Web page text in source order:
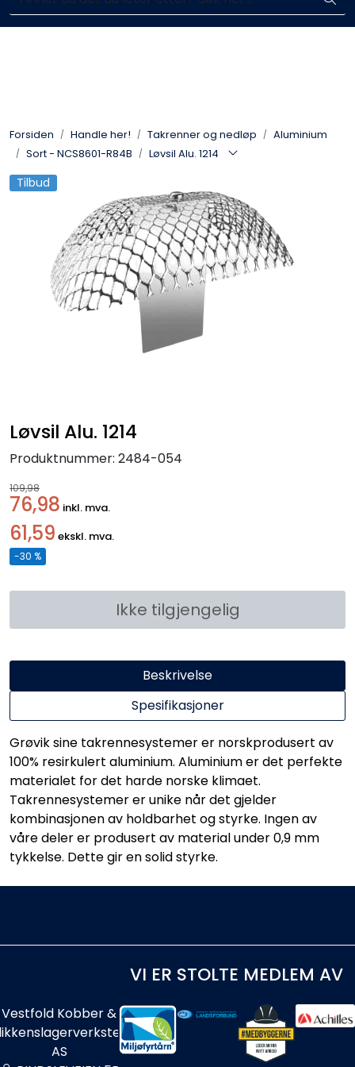
Skip to main contentEnkelt kjøp, hentes i butikk (Sandefjord)
Forsiden Handle her! Takrenner og nedløp
Aluminium
Sort - NCS8601-R84B
Løvsil Alu. 1214
Tilbud
Løvsil Alu. 1214
Produktnummer: 2484-054
109,98
76,98 inkl. mva.
61,59 ekskl. mva.
-30 %
Ikke tilgjengelig
Beskrivelse
Spesifikasjoner
Grøvik sine takrennesystemer er norskprodusert av
100% resirkulert aluminium. Aluminium er det perfekte
materialet for det harde norske klimaet.
Takrennesystemer er unike når det gjelder
kombinasjonen av holdbarhet og styrke. Ingen av
våre deler er produsert av material under 0,9 mm
tykkelse. Dette gir en solid styrke.
VI ER STOLTE MEDLEM AV
Vestfold Kobber &
AS
Taktekking
FOAMGLAS®
Ventilasjon
Bildegalleri